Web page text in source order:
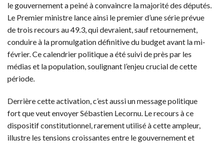
le gouvernement a peiné à convaincre la majorité des députés.
Le Premier ministre lance ainsi le premier d’une série prévue
de trois recours au 49.3, qui devraient, sauf retournement,
conduire à la promulgation définitive du budget avant la mi-
février. Ce calendrier politique a été suivi de près par les
médias et la population, soulignant l’enjeu crucial de cette
période.
Derrière cette activation, c’est aussi un message politique
fort que veut envoyer Sébastien Lecornu. Le recours à ce
dispositif constitutionnel, rarement utilisé à cette ampleur,
illustre les tensions croissantes entre le gouvernement et